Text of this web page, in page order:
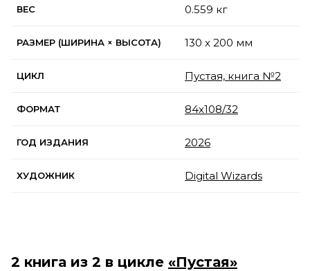
ВЕС 0.559 кг
РАЗМЕР (ШИРИНА × ВЫСОТА) 130 x 200 мм
ЦИКЛ Пустая, книга №2
ФОРМАТ 84x108/32
ГОД ИЗДАНИЯ 2026
ХУДОЖНИК Digital Wizards
2 книга из 2 в цикле «Пустая»